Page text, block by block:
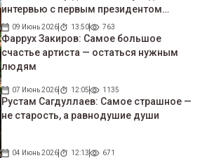
интервью с первым президентом
Татарстана
09 Июнь 2026 13:50 763
Фаррух Закиров: Самое большое
счастье артиста — остаться нужным
людям
07 Июнь 2026 12:05 1135
Рустам Сагдуллаев: Самое страшное —
не старость, а равнодушие души
04 Июнь 2026 12:13 671